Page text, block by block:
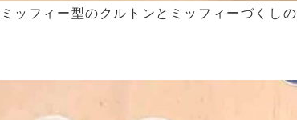
ッフィー型のクルトンとミッフィーづくしの